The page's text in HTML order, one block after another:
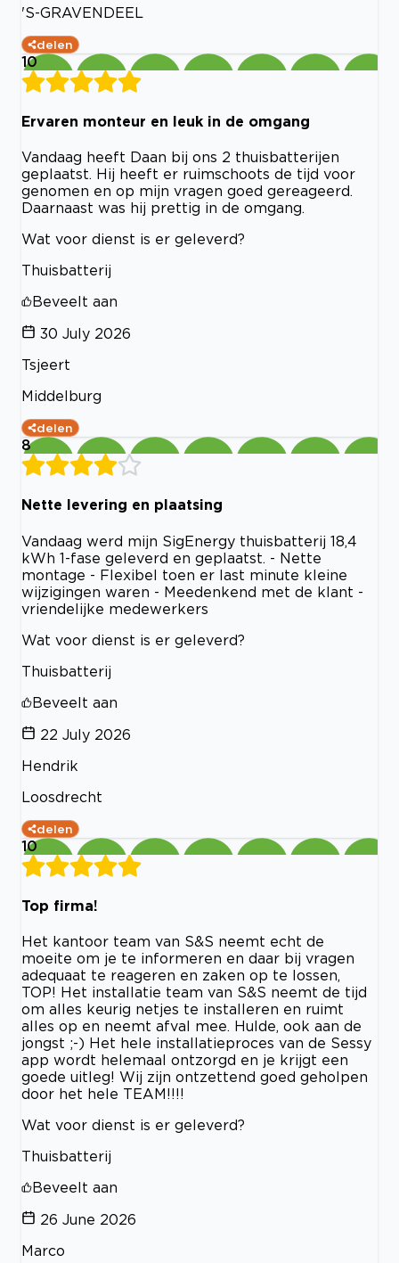
'S-GRAVENDEEL
delen
10
Ervaren monteur en leuk in de omgang
Vandaag heeft Daan bij ons 2 thuisbatterijen
geplaatst. Hij heeft er ruimschoots de tijd voor
genomen en op mijn vragen goed gereageerd.
Daarnaast was hij prettig in de omgang.
Wat voor dienst is er geleverd?
Thuisbatterij
Beveelt aan
30 July 2026
Tsjeert
Middelburg
delen
8
Nette levering en plaatsing
Vandaag werd mijn SigEnergy thuisbatterij 18,4
kWh 1-fase geleverd en geplaatst. - Nette
montage - Flexibel toen er last minute kleine
wijzigingen waren - Meedenkend met de klant -
vriendelijke medewerkers
Wat voor dienst is er geleverd?
Thuisbatterij
Beveelt aan
22 July 2026
Hendrik
Loosdrecht
delen
10
Top firma!
Het kantoor team van S&S neemt echt de
moeite om je te informeren en daar bij vragen
adequaat te reageren en zaken op te lossen,
TOP! Het installatie team van S&S neemt de tijd
om alles keurig netjes te installeren en ruimt
alles op en neemt afval mee. Hulde, ook aan de
jongst ;-) Het hele installatieproces van de Sessy
app wordt helemaal ontzorgd en je krijgt een
goede uitleg! Wij zijn ontzettend goed geholpen
door het hele TEAM!!!!
Wat voor dienst is er geleverd?
Thuisbatterij
Beveelt aan
26 June 2026
Marco